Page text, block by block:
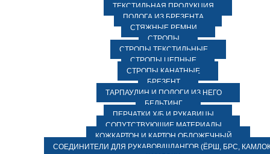
ТЕКСТИЛЬНАЯ ПРОДУКЦИЯ
ПОЛОГА ИЗ БРЕЗЕНТА
СТЯЖНЫЕ РЕМНИ
СТРОПЫ
СТРОПЫ ТЕКСТИЛЬНЫЕ
СТРОПЫ ЦЕПНЫЕ
СТРОПЫ КАНАТНЫЕ
БРЕЗЕНТ
ТАРПАУЛИН И ПОЛОГИ ИЗ НЕГО
БЕЛЬТИНГ
ПЕРЧАТКИ Х/Б И РУКАВИЦЫ
СОПУТСТВУЮЩИЕ МАТЕРИАЛЫ
КОЖКАРТОН И КАРТОН ОБЛОЖЕЧНЫЙ
СОЕДИНИТЕЛИ ДЛЯ РУКАВОВ/ШЛАНГОВ (ЁРШ, БРС,